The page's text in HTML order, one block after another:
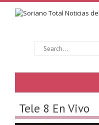
Tele 8 En Vivo